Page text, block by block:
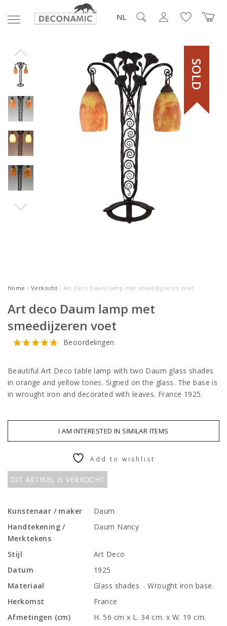
NL
SOLD
Home / Verkocht / Art deco Daum lamp met smeedijzeren voet
Art deco Daum lamp met
smeedijzeren voet
Beoordelingen
Beautiful Art Deco table lamp with two Daum glass shades
in orange and yellow tones. Signed on the glass. The base is
in wrought iron and decorated with leaves. France 1925.
I AM INTERESTED IN SIMILAR ITEMS
DIT ARTIKEL IS VERKOCHT
Add to wishlist
Kunstenaar / maker
Daum
Handtekening /
Merktekens
Daum Nancy
Stijl
Art Deco
Datum
1925
Materiaal
Glass shades . Wrought iron base.
Herkomst
France
Afmetingen (cm)
H. 56 cm x L. 34 cm. x W. 19 cm.